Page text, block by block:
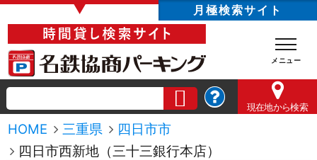
▼ 月極検索サイト
現在地から検索
HOME 三重県
四日市市
四日市西新地（三十三銀行本店）